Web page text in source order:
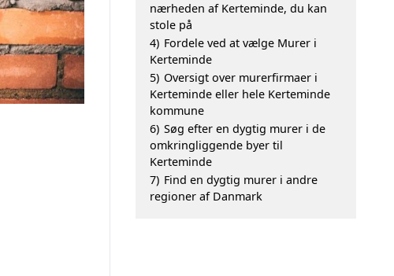
nærheden af Kerteminde, du kan
stole på
4) Fordele ved at vælge Murer i
Kerteminde
5) Oversigt over murerfirmaer i
Kerteminde eller hele Kerteminde
kommune
6) Søg efter en dygtig murer i de
omkringliggende byer til
Kerteminde
7) Find en dygtig murer i andre
regioner af Danmark